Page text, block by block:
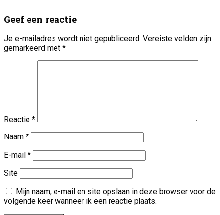
Geef een reactie
Je e-mailadres wordt niet gepubliceerd. Vereiste velden zijn
gemarkeerd met *
Reactie *
Naam *
E-mail *
Site
Mijn naam, e-mail en site opslaan in deze browser voor de
volgende keer wanneer ik een reactie plaats.